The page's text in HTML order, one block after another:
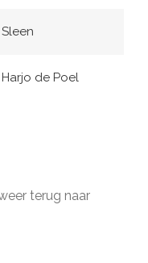
Sleen
Harjo de Poel
terug naar